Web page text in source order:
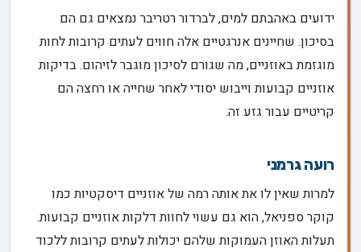
ידועים באהבתם למים, לברדור רטריבר נמצאים גם הם
בסיכון. שחיינים אנרגטיים אלה חווים לעתים קרובות לחות
מוגזמת באוזניים, מה שגורם לסיכון מוגבר לזיהום. בדיקות
אוזניים קבועות וייבוש יסודי לאחר שחייה או רחצה הם
קריטיים עבור גזע זה.
רועה גרמני
למרות שאין לו את אותה רמה של אוזניים דיסקטיות כמו
קוקר ספניאל, הוא גם עשוי לחוות דלקות אוזניים קבועות.
תעלות האוזן העמוקות שלהם יכולות לעתים קרובות ללכוד